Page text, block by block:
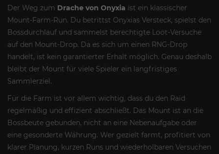
Der Weg zum Drache von Onyxia ist ein klassischer
Mount-Farm-Run. Du betrittst Onyxias Versteck, spielst den
Bossdurchlauf und sammelst berechtigte Loot-Versuche
auf den Mount-Drop. Da es sich um einen RNG-Drop
handelt, ist kein garantierter Erhalt möglich. Genau deshalb
bleibt der Mount für viele Spieler ein langfristiges
Sammlerziel.
Für die Farm ist vor allem wichtig, dass du den Raid
regelmäßig und effizient abschließt. Das Mount ist an die
Bossbeute gebunden, nicht an eine Nebenaufgabe oder
eine gesonderte Währung. Wer gezielt farmt, profitiert von
klarer Planung, kurzen Runs und wiederholbaren Versuchen